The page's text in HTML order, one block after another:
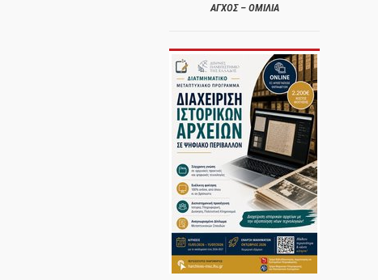
ΑΓΧΟΣ – ΟΜΙΛΙΑ